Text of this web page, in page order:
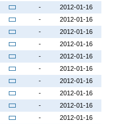
-
2012-01-16
-
2012-01-16
-
2012-01-16
-
2012-01-16
-
2012-01-16
-
2012-01-16
-
2012-01-16
-
2012-01-16
-
2012-01-16
-
2012-01-16